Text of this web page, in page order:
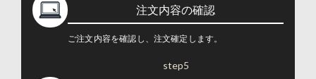
注文内容の確認
ご注文内容を確認し、注文確定します。
step5